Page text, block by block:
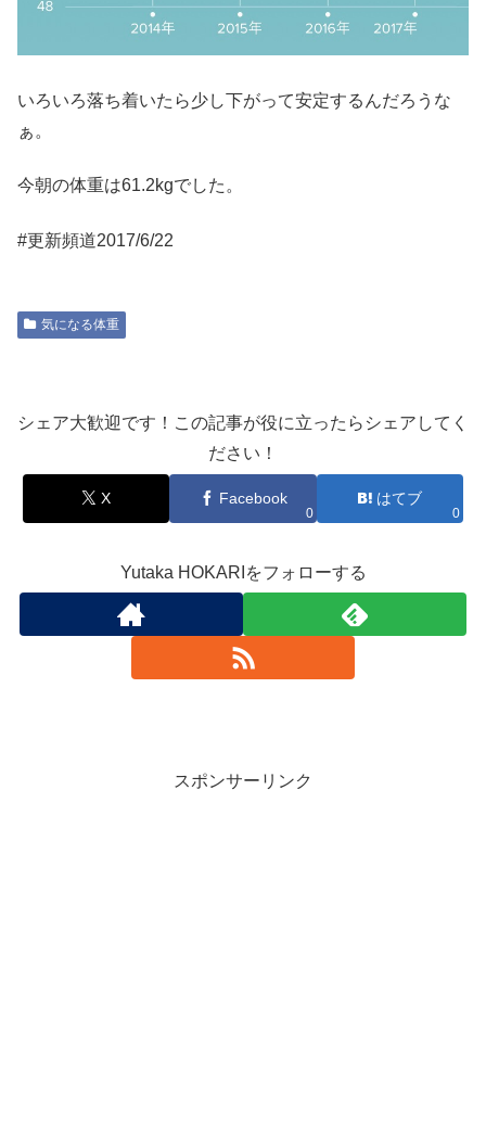
いろいろ落ち着いたら少し下がって安定するんだろうな
ぁ。
今朝の体重は61.2kgでした。
#更新頻道2017/6/22
気になる体重
シェア大歓迎です！この記事が役に立ったらシェアしてく
ださい！
X Facebook
0
はてブ
0
Yutaka HOKARIをフォローする
スポンサーリンク